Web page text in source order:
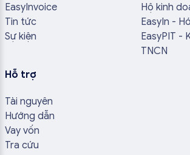
EasyInvoice
Tin tức
Sự kiện
Hộ kinh
EasyIn -
EasyPIT -
TNCN
Hỗ trợ
Tài nguyên
Hướng dẫn
Vay vốn
Tra cứu